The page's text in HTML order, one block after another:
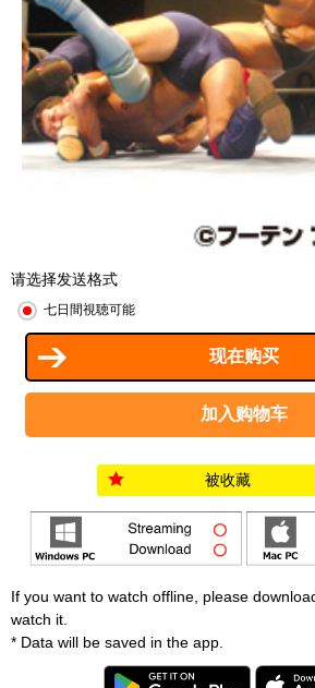
请选择发送格式
七日間視聴可能
被收藏
If you want to watch offline, please
watch it.
* Data will be saved in the app.